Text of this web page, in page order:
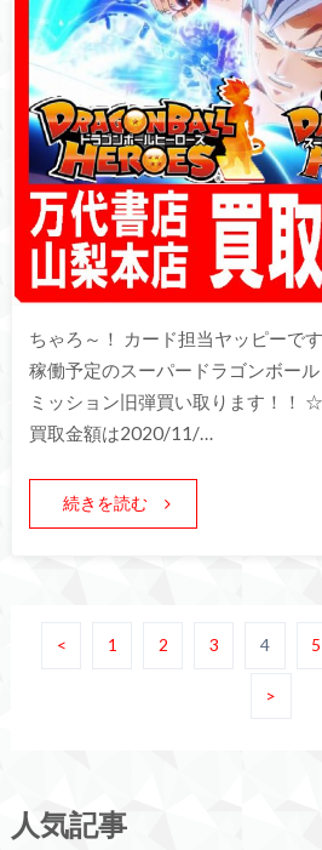
ちゃろ～！ カード担当ヤッピーで
稼働予定のスーパードラゴンボー
ミッション旧弾買い取ります！
買取金額は2020/11/…
続きを読む
< 1 2 3 4 5
>
人気記事